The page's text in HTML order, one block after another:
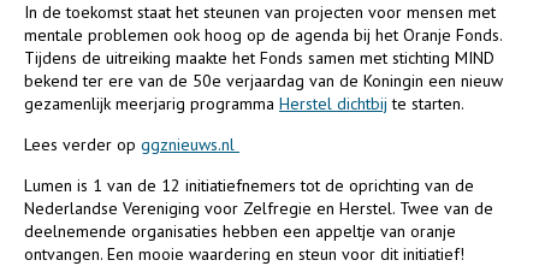
In de toekomst staat het steunen van projecten voor mensen met
mentale problemen ook hoog op de agenda bij het Oranje Fonds.
Tijdens de uitreiking maakte het Fonds samen met stichting MIND
bekend ter ere van de 50e verjaardag van de Koningin een nieuw
gezamenlijk meerjarig programma Herstel dichtbij te starten.
Lees verder op ggznieuws.nl
Lumen is 1 van de 12 initiatiefnemers tot de oprichting van de
Nederlandse Vereniging voor Zelfregie en Herstel. Twee van de
deelnemende organisaties hebben een appeltje van oranje
ontvangen. Een mooie waardering en steun voor dit initiatief!